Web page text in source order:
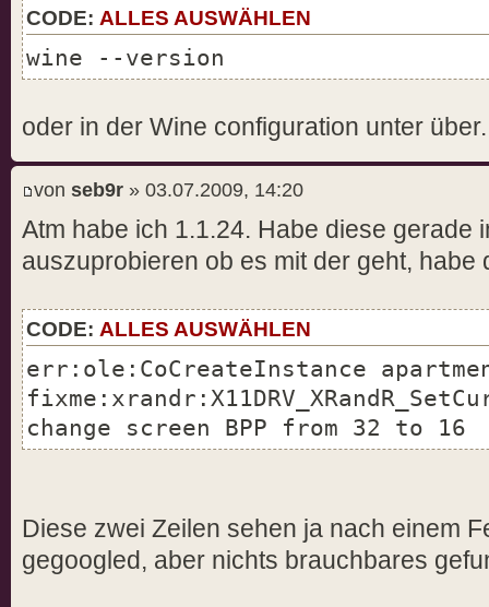
fixme:win:EnumDisplayDevicesW
((null),0,0x33f690,0x00000000),
seb@seb-desktop:~$
change screen BPP from 32 to 16
stub
CODE: ALLES AUSWÄHLEN
wine --version
oder in der Wine configuration unter über.
von seb9r » 03.07.2009, 14:20
Atm habe ich 1.1.24. Habe diese gerade
auszuprobieren ob es mit der geht, habe
CODE: ALLES AUSWÄHLEN
err:ole:CoCreateInstance
change screen BPP from 32 to 16
Diese zwei Zeilen sehen ja nach einem
gegoogled, aber nichts brauchbares